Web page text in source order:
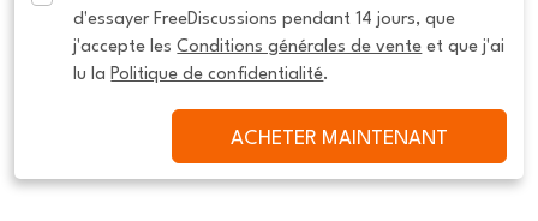
d'essayer FreeDiscussions pendant 14 jours, que
j'accepte les Conditions générales de vente et que j'ai
lu la Politique de confidentialité.
ACHETER MAINTENANT